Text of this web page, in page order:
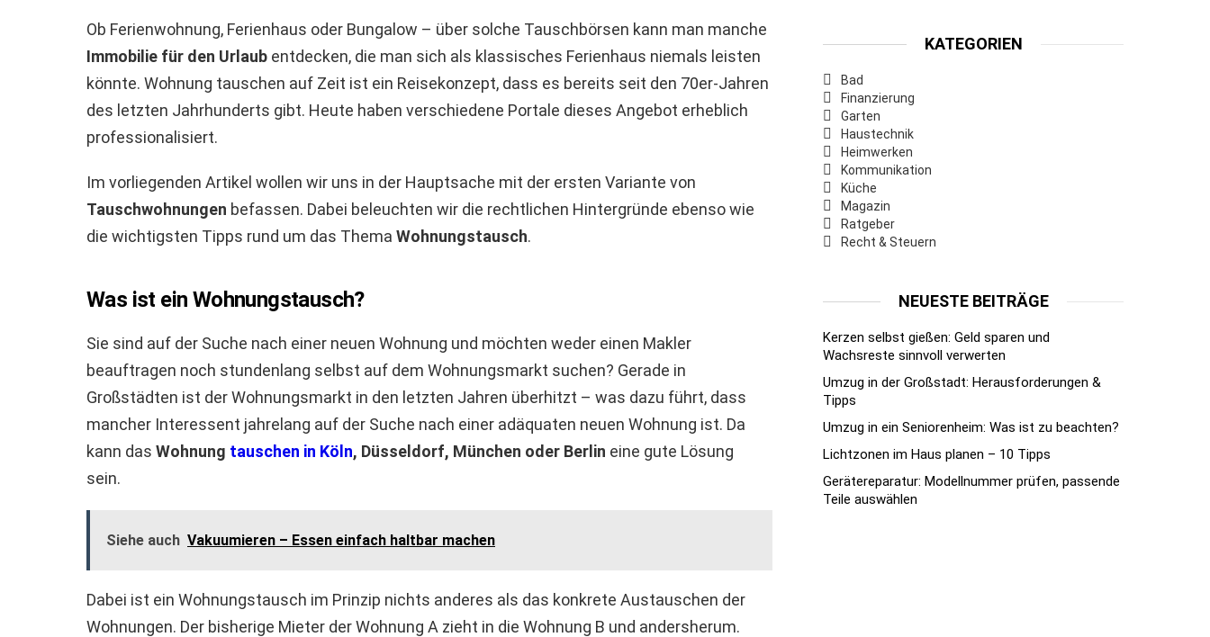
Ob Ferienwohnung, Ferienhaus oder Bungalow – über solche Tauschbörsen kann man manche
Immobilie für den Urlaub entdecken, die man sich als klassisches Ferienhaus niemals leisten
könnte. Wohnung tauschen auf Zeit ist ein Reisekonzept, dass es bereits seit den 70er-Jahren
des letzten Jahrhunderts gibt. Heute haben verschiedene Portale dieses Angebot erheblich
professionalisiert.
Im vorliegenden Artikel wollen wir uns in der Hauptsache mit der ersten Variante von
Tauschwohnungen befassen. Dabei beleuchten wir die rechtlichen Hintergründe ebenso wie
die wichtigsten Tipps rund um das Thema Wohnungstausch.
Was ist ein Wohnungstausch?
Sie sind auf der Suche nach einer neuen Wohnung und möchten weder einen Makler
beauftragen noch stundenlang selbst auf dem Wohnungsmarkt suchen? Gerade in
Großstädten ist der Wohnungsmarkt in den letzten Jahren überhitzt – was dazu führt, dass
mancher Interessent jahrelang auf der Suche nach einer adäquaten neuen Wohnung ist. Da
kann das Wohnung tauschen in Köln, Düsseldorf, München oder Berlin eine gute Lösung
sein.
Siehe auch Vakuumieren – Essen einfach haltbar machen
Dabei ist ein Wohnungstausch im Prinzip nichts anderes als das konkrete Austauschen der
Wohnungen. Der bisherige Mieter der Wohnung A zieht in die Wohnung B und andersherum.
KATEGORIEN
Bad
Finanzierung
Garten
Haustechnik
Heimwerken
Kommunikation
Küche
Magazin
Ratgeber
Recht & Steuern
NEUESTE BEITRÄGE
Kerzen selbst gießen: Geld sparen und
Wachsreste sinnvoll verwerten
Umzug in der Großstadt: Herausforderungen &
Tipps
Umzug in ein Seniorenheim: Was ist zu beachten?
Lichtzonen im Haus planen – 10 Tipps
Gerätereparatur: Modellnummer prüfen, passende
Teile auswählen